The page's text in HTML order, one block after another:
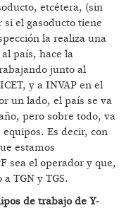
etcétera, (sin
el gasoducto tiene
la realiza una
al país, hace la
junto al
y a INVAP en el
un lado, el país se va
pero sobre todo, va
Es decir, con
estamos
sea el operador y que,
TGN y TGS.
de trabajo de Y-